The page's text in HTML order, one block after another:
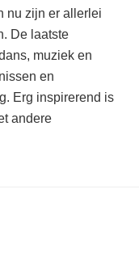
nu zijn er allerlei
De laatste
muziek en
en
Erg inspirerend is
andere